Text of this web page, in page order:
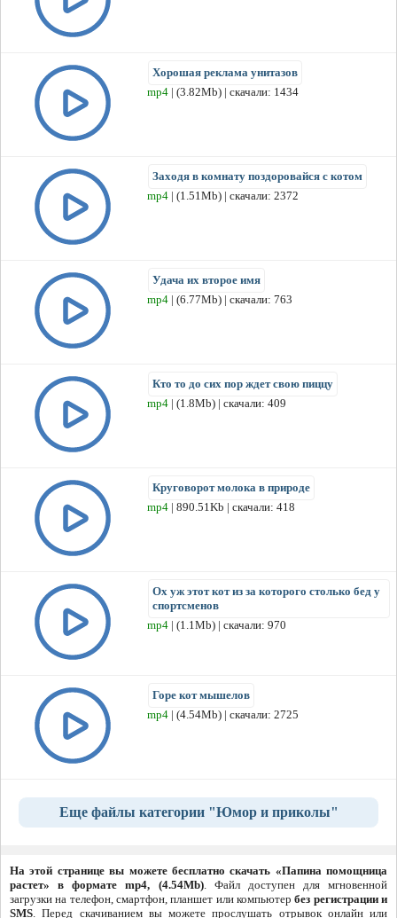
Хорошая реклама унитазов
mp4 | (3.82Mb) | скачали: 1434
Заходя в комнату поздоровайся с котом
mp4 | (1.51Mb) | скачали: 2372
Удача их второе имя
mp4 | (6.77Mb) | скачали: 763
Кто то до сих пор ждет свою пиццу
mp4 | (1.8Mb) | скачали: 409
Круговорот молока в природе
mp4 | 890.51Kb | скачали: 418
Ох уж этот кот из за которого столько бед у
спортсменов
mp4 | (1.1Mb) | скачали: 970
Горе кот мышелов
mp4 | (4.54Mb) | скачали: 2725
Еще файлы категории "Юмор и приколы"
На этой странице вы можете бесплатно скачать «Папина помощница
растет» в формате mp4, (4.54Mb). Файл доступен для мгновенной
загрузки на телефон, смартфон, планшет или компьютербез регистрации и
SMS. Перед скачиванием вы можете прослушать отрывок онлайн или